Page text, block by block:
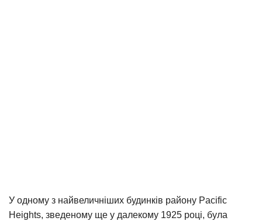
У одному з найвеличніших будинків району Pacific
Heights, зведеному ще у далекому 1925 році, була